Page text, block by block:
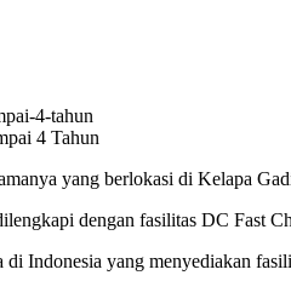
4 Tahun
yang berlokasi di Kelapa
dengan fasilitas DC Fast
Indonesia yang menyediakan